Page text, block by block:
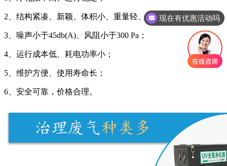
2、结构紧凑、新颖、体积小、重量轻、模块化结构设计；
3、噪声小于45db(A)、风阻小于300 Pa；
4、运行成本低、耗电功率小；
5、维护方便、使用寿命长；
6、安全可靠，价格合理。
现在有优惠活动吗